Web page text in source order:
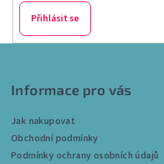
Přihlásit se
Informace pro vás
Jak nakupovat
Obchodní podmínky
Podmínky ochrany osobních údajů